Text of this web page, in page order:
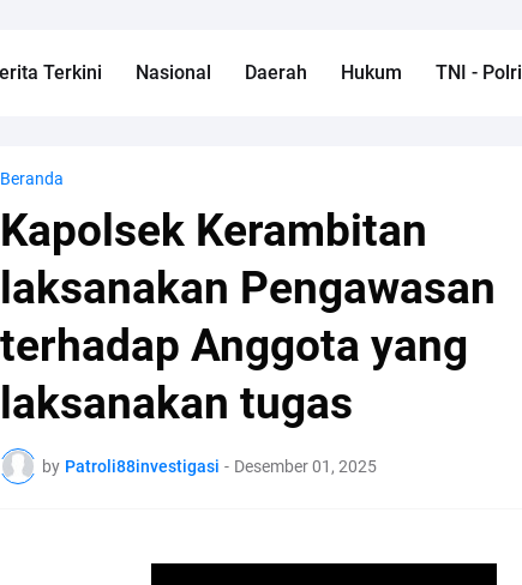
Terkini Nasional Daerah Hukum TNI - Polri
Beranda
Kapolsek Kerambitan
laksanakan Pengawasan
terhadap Anggota yang
laksanakan tugas
by Patroli88investigasi - Desember 01, 2025